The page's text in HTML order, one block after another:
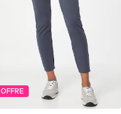
OFFRE